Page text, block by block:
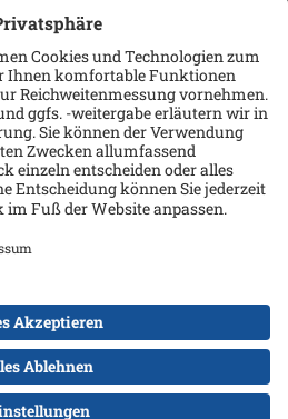
Kontakt
Mehrwertsteuer zzgl.
Nachnahmegebühren, wenn
angegeben.